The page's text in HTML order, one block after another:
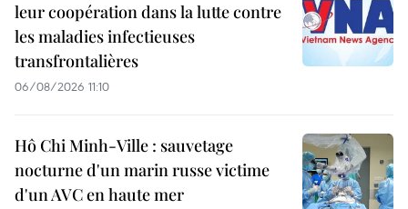
leur coopération dans la lutte contre
les maladies infectieuses
transfrontalières
06/08/2026 11:10
Hô Chi Minh-Ville : sauvetage
nocturne d'un marin russe victime
d'un AVC en haute mer